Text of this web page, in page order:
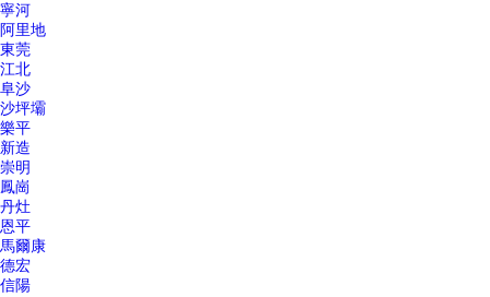
寧河
阿里地
東莞
江北
阜沙
沙坪壩
樂平
新造
崇明
鳳崗
丹灶
恩平
馬爾康
德宏
信陽